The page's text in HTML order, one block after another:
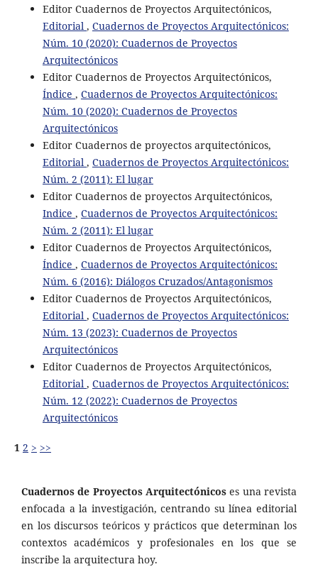
Editor Cuadernos de Proyectos Arquitectónicos,
Editorial , Cuadernos de Proyectos Arquitectónicos:
Núm. 10 (2020): Cuadernos de Proyectos
Arquitectónicos
Editor Cuadernos de Proyectos Arquitectónicos,
Índice , Cuadernos de Proyectos Arquitectónicos:
Núm. 10 (2020): Cuadernos de Proyectos
Arquitectónicos
Editor Cuadernos de proyectos arquitectónicos,
Editorial , Cuadernos de Proyectos Arquitectónicos:
Núm. 2 (2011): El lugar
Editor Cuadernos de proyectos Arquitectónicos,
Indice , Cuadernos de Proyectos Arquitectónicos:
Núm. 2 (2011): El lugar
Editor Cuadernos de Proyectos Arquitectónicos,
Índice , Cuadernos de Proyectos Arquitectónicos:
Núm. 6 (2016): Diálogos Cruzados/Antagonismos
Editor Cuadernos de Proyectos Arquitectónicos,
Editorial , Cuadernos de Proyectos Arquitectónicos:
Núm. 13 (2023): Cuadernos de Proyectos
Arquitectónicos
Editor Cuadernos de Proyectos Arquitectónicos,
Editorial , Cuadernos de Proyectos Arquitectónicos:
Núm. 12 (2022): Cuadernos de Proyectos
Arquitectónicos
1 2 > >>
Cuadernos de Proyectos Arquitectónicos es una revista
enfocada a la investigación, centrando su línea editorial
en los discursos teóricos y prácticos que determinan los
contextos académicos y profesionales en los que se
inscribe la arquitectura hoy.